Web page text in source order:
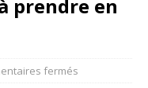
prendre en
fermés